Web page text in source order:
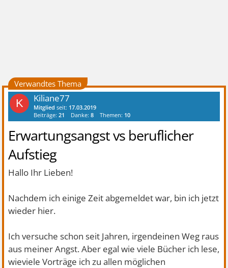
Verwandtes Thema
K Kiliane77
Mitglied seit: 17.03.2019
Beiträge:21 Danke:8 Themen: 10
Erwartungsangst vs beruflicher
Aufstieg
Hallo Ihr Lieben!
Nachdem ich einige Zeit abgemeldet war, bin ich jetzt
wieder hier.
Ich versuche schon seit Jahren, irgendeinen Weg raus
aus meiner Angst. Aber egal wie viele Bücher ich lese,
wieviele Vorträge ich zu allen möglichen